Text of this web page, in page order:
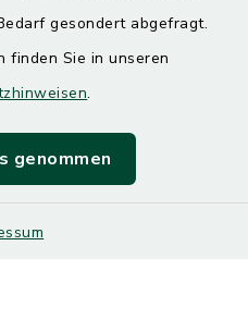
gesondert abgefragt.
finden Sie in unseren
.
genommen